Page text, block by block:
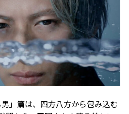
」篇は、四方八方から包み込む